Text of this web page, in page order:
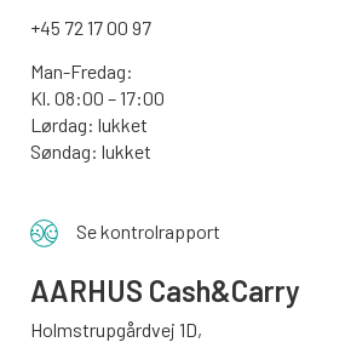
+45 72 17 00 97
Man-Fredag:
Kl. 08:00 – 17:00
Lørdag: lukket
Søndag: lukket
Se kontrolrapport
AARHUS Cash&Carry
Holmstrupgårdvej 1D,